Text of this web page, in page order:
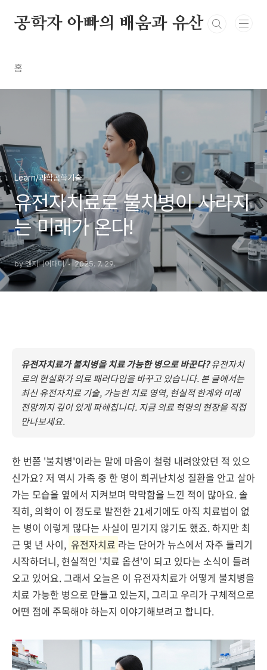
공학자 아빠의 배움과 유산
홈
Learn/과학공학기술
유전자치료로 불치병이 사라지
는 미래가 온다!
by 엔지니어대디 2025. 7. 29.
유전자치료가 불치병을 치료 가능한 병으로 바꾼다?유전자치
료의 현실화가 의료 패러다임을 바꾸고 있습니다. 본 글에서는
최신 유전자치료 기술, 가능한 치료 영역, 현실적 한계와 미래
전망까지 깊이 있게 파헤칩니다. 지금 의료 혁명의 현장을 직접
만나보세요.
한 번쯤 '불치병'이라는 말에 마음이 철렁 내려앉았던 적 있으
신가요? 저 역시 가족 중 한 명이 희귀난치성 질환을 안고 살아
가는 모습을 옆에서 지켜보며 막막함을 느낀 적이 많아요. 솔
직히, 의학이 이 정도로 발전한 21세기에도 아직 치료법이 없
는 병이 이렇게 많다는 사실이 믿기지 않기도 했죠. 하지만 최
근 몇 년 사이, 유전자치료 라는 단어가 뉴스에서 자주 들리기
시작하더니, 현실적인 '치료 옵션'이 되고 있다는 소식이 들려
오고 있어요. 그래서 오늘은 이 유전자치료가 어떻게 불치병을
치료 가능한 병으로 만들고 있는지, 그리고 우리가 구체적으로
어떤 점에 주목해야 하는지 이야기해보려고 합니다.